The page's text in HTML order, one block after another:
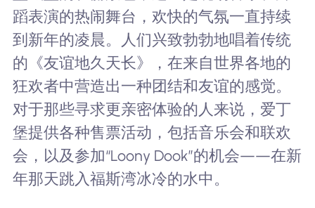
蹈表演的热闹舞台，欢快的气氛一直持续
到新年的凌晨。人们兴致勃勃地唱着传统
的《友谊地久天长》，在来自世界各地的
狂欢者中营造出一种团结和友谊的感觉。
对于那些寻求更亲密体验的人来说，爱丁
堡提供各种售票活动，包括音乐会和联欢
会，以及参加“Loony Dook”的机会——在新
年那天跳入福斯湾冰冷的水中。